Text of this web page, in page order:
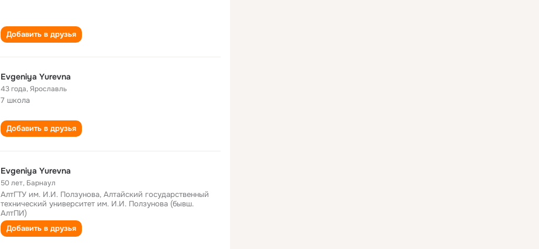
Добавить в друзья
Evgeniya Yurevna
43 года,Ярославль
7 школа
Добавить в друзья
Evgeniya Yurevna
50 лет, Барнаул
АлтГТУ им. И.И. Ползунова, Алтайский государственный
технический университет им. И.И. Ползунова (бывш.
АлтПИ)
Добавить в друзья